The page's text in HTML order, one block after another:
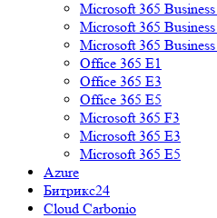
Microsoft 365
Microsoft 365
Microsoft 365
Office 365 E1
Office 365 E3
Office 365 E5
Microsoft 365 F3
Microsoft 365 E3
Microsoft 365 E5
Azure
Битрикс24
Cloud Carbonio